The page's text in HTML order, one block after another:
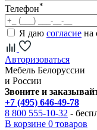
Телефон*
Я даю согласие на
Авторизоваться
Мебель Белоруссии
и России
Звоните и
+7 (495) 646-49-78
8 800 555-10-32 -
В корзине 0 товаров